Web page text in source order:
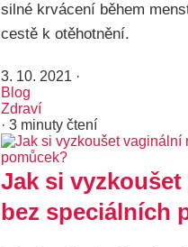
silné krvácení během
cestě k otěhotnění.
3. 10. 2021 ·
Blog
Zdraví
· 3 minuty čtení
Jak si
bez speciálních